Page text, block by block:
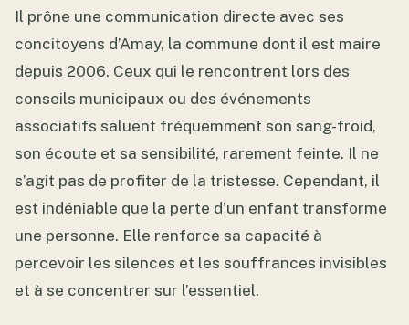
Il prône une communication directe avec ses
concitoyens d’Amay, la commune dont il est maire
depuis 2006. Ceux qui le rencontrent lors des
conseils municipaux ou des événements
associatifs saluent fréquemment son sang-froid,
son écoute et sa sensibilité, rarement feinte. Il ne
s’agit pas de profiter de la tristesse. Cependant, il
est indéniable que la perte d’un enfant transforme
une personne. Elle renforce sa capacité à
percevoir les silences et les souffrances invisibles
et à se concentrer sur l’essentiel.